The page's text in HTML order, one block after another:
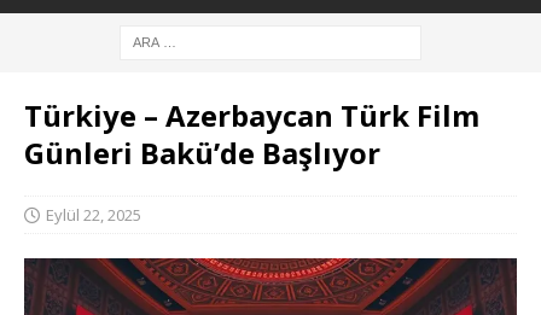
Türkiye – Azerbaycan Türk Film
Günleri Bakü’de Başlıyor
Eylül 22, 2025